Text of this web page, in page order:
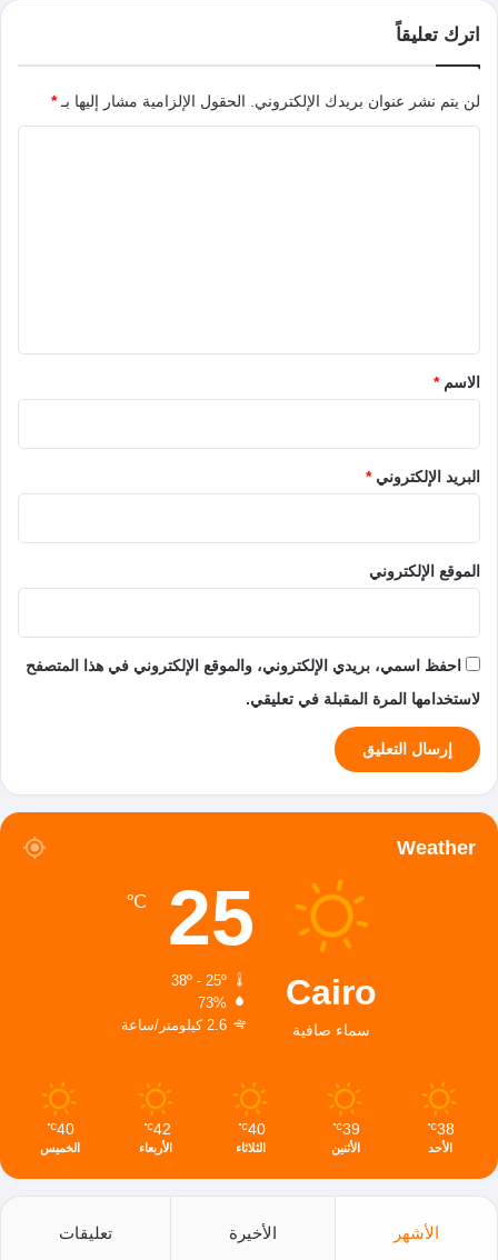
اترك تعليقاً
لن يتم نشر عنوان بريدك الإلكتروني. الحقول الإلزامية مشار إليها بـ*
*الاسم*
البريد الإلكتروني*
الموقع الإلكتروني
احفظ اسمي، بريدي الإلكتروني، والموقع الإلكتروني في هذا المتصفح
لاستخدامها المرة المقبلة في تعليقي.
Weather
Cairo
سماء صافية
25
℃
73%
2.6 كيلومتر/ساعة
38
℃
الأحد
39
℃
الأثنين
40
℃
الثلاثاء
42
℃
الأربعاء
40
℃
الخميس
الأشهر الأخيرة تعليقات